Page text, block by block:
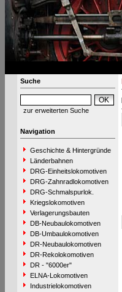
Suche
zur erweiterten Suche
Navigation
Geschichte & Hintergründe
Länderbahnen
DRG-Einheitslokomotiven
DRG-Zahnradlokomotiven
DRG-Schmalspurlok.
Kriegslokomotiven
Verlagerungsbauten
DB-Neubaulokomotiven
DB-Umbaulokomotiven
DR-Neubaulokomotiven
DR-Rekolokomotiven
DR - "6000er"
ELNA-Lokomotiven
Industrielokomotiven